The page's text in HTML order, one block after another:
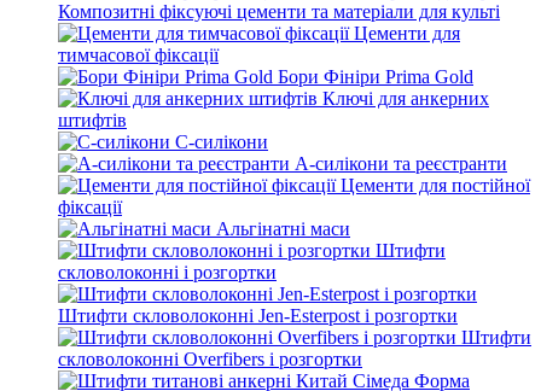
Композитні фіксуючі цементи та матеріали для культі
Цементи для
тимчасової фіксації
Бори Фініри Prima Gold
Ключі для анкерних
штифтів
С-силікони
А-силікони та реєстранти
Цементи для постійної
фіксації
Альгінатні маси
Штифти
скловолоконні і розгортки
Штифти скловолоконні Jen-Esterpost і розгортки
Штифти
скловолоконні Overfibers і розгортки